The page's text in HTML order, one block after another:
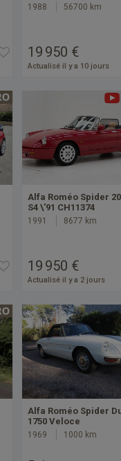
1988 56700 km
19 950 €
Actualisé il y a 10 jours
Alfa Roméo Spider
S4 \'91 CH11374
1991 8677 km
19 950 €
Actualisé il y a 2 jours
Alfa Roméo Spider
1750 Veloce
1969 1000 km